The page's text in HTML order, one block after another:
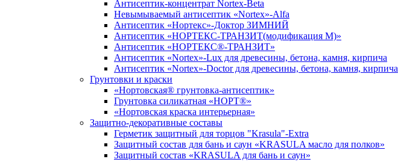
Антисептик-концентрат Nortex-Beta
Невымываемый антисептик «Nortex»-Alfa
Антисептик «Нортекс»-Доктор ЗИМНИЙ
Антисептик «НОРТЕКС-ТРАНЗИТ(модификация М)»
Антисептик «НОРТЕКС®-ТРАНЗИТ»
Антисептик «Nortex»-Lux для древесины, бетона, камня, кирпича
Антисептик «Nortex»-Doctor для древесины, бетона, камня, кирпича
Грунтовки и краски
«Нортовская® грунтовка-антисептик»
Грунтовка силикатная «НОРТ®»
«Нортовская краска интерьерная»
Защитно-декоративные составы
Герметик защитный для торцов "Krasula"-Extra
Защитный состав для бань и саун «KRASULA масло для полков»
Защитный состав «KRASULA для бань и саун»